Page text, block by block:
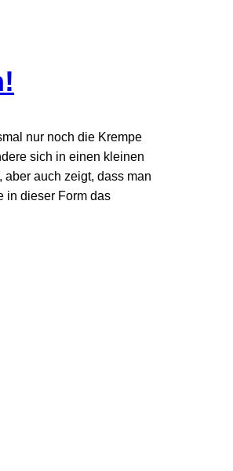
nur noch die Krempe
sich in einen kleinen
auch zeigt, dass man
in dieser Form das